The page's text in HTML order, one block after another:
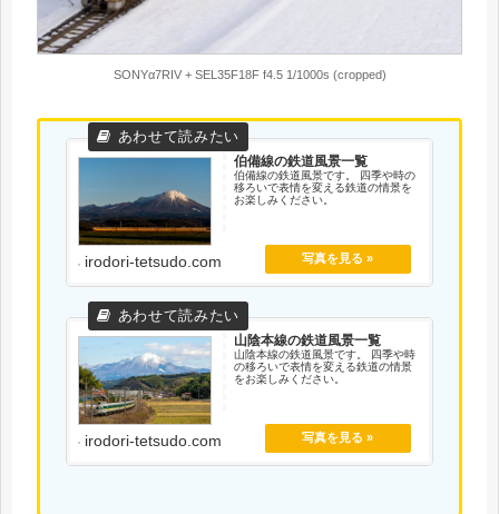
SONYα7RIV + SEL35F18F f4.5 1/1000s (cropped)
伯備線の鉄道風景一覧
伯備線の鉄道風景です。 四季や時の
移ろいで表情を変える鉄道の情景を
お楽しみください。
irodori-tetsudo.com
山陰本線の鉄道風景一覧
山陰本線の鉄道風景です。 四季や時
の移ろいで表情を変える鉄道の情景
をお楽しみください。
irodori-tetsudo.com